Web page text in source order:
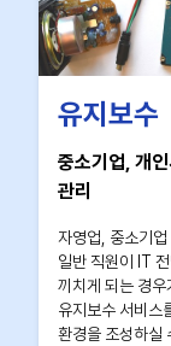
유지보수
중소기업, 개
관리
자영업, 중소기업
일반 직원이 IT
끼치게 되는 경우
유지보수 서비스
환경을 조성하실